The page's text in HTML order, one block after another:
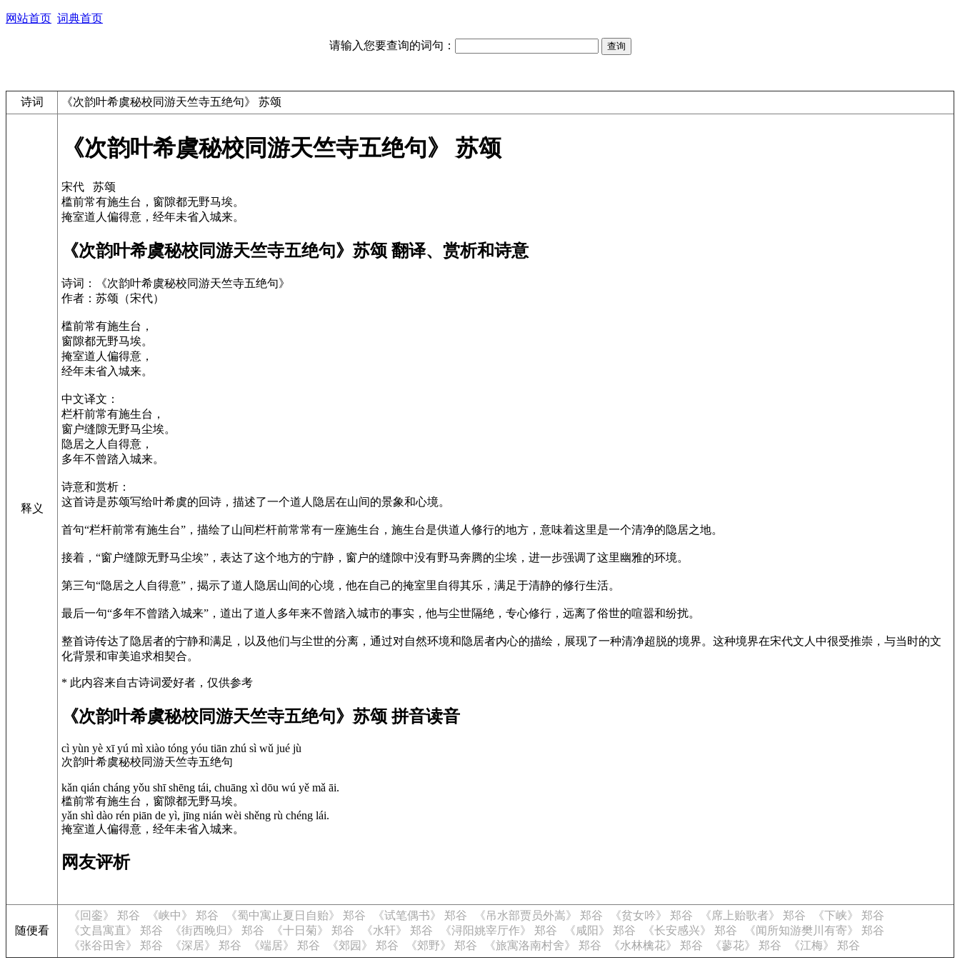
网站首页 词典首页
请输入您要查询的词句：
诗词 《次韵叶希虞秘校同游天竺寺五绝句》 苏颂
释义
《次韵叶希虞秘校同游天竺寺五绝句》 苏颂
宋代 苏颂
槛前常有施生台，窗隙都无野马埃。
掩室道人偏得意，经年未省入城来。
《次韵叶希虞秘校同游天竺寺五绝句》苏颂 翻译、赏析和诗意
诗词：《次韵叶希虞秘校同游天竺寺五绝句》
作者：苏颂（宋代）
槛前常有施生台，
窗隙都无野马埃。
掩室道人偏得意，
经年未省入城来。
中文译文：
栏杆前常有施生台，
窗户缝隙无野马尘埃。
隐居之人自得意，
多年不曾踏入城来。
诗意和赏析：
这首诗是苏颂写给叶希虞的回诗，描述了一个道人隐居在山间的景象和心境。
首句“栏杆前常有施生台”，描绘了山间栏杆前常常有一座施生台，施生台是供道人修行的地方，意味着这里是一个清净的隐居之地。
接着，“窗户缝隙无野马尘埃”，表达了这个地方的宁静，窗户的缝隙中没有野马奔腾的尘埃，进一步强调了这里幽雅的环境。
第三句“隐居之人自得意”，揭示了道人隐居山间的心境，他在自己的掩室里自得其乐，满足于清静的修行生活。
最后一句“多年不曾踏入城来”，道出了道人多年来不曾踏入城市的事实，他与尘世隔绝，专心修行，远离了俗世的喧嚣和纷扰。
整首诗传达了隐居者的宁静和满足，以及他们与尘世的分离，通过对自然环境和隐居者内心的描绘，展现了一种清净超脱的境界。这种境界在宋代文人中很受推崇，与当时的文
化背景和审美追求相契合。
* 此内容来自古诗词爱好者，仅供参考
《次韵叶希虞秘校同游天竺寺五绝句》苏颂 拼音读音
cì yùn yè xī yú mì xiào tóng yóu tiān zhú sì wǔ jué jù
次韵叶希虞秘校同游天竺寺五绝句
kǎn qián cháng yǒu shī shēng tái, chuāng xì dōu wú yě mǎ āi.
槛前常有施生台，窗隙都无野马埃。
yǎn shì dào rén piān de yì, jīng nián wèi shěng rù chéng lái.
掩室道人偏得意，经年未省入城来。
网友评析
随便看
《回銮》 郑谷 《峡中》 郑谷 《蜀中寓止夏日自贻》 郑谷 《试笔偶书》 郑谷 《吊水部贾员外嵩》 郑谷 《贫女吟》 郑谷 《席上贻歌者》 郑谷
《下峡》 郑谷
《文昌寓直》 郑谷
《街西晚归》 郑谷 《十日菊》 郑谷 《水轩》 郑谷 《浔阳姚宰厅作》 郑谷 《咸阳》 郑谷 《长安感兴》 郑谷
《闻所知游樊川有寄》 郑谷
《张谷田舍》 郑谷
《深居》 郑谷 《端居》 郑谷 《郊园》 郑谷 《郊野》 郑谷 《旅寓洛南村舍》 郑谷 《水林檎花》 郑谷 《蓼花》 郑谷 《江梅》 郑谷